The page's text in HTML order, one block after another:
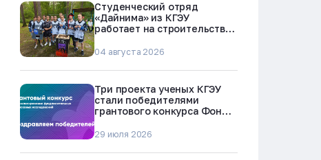
Студенческий отряд
«Дайнима» из КГЭУ
работает на строительстве
04 августа 2026
Три проекта ученых КГЭУ
стали победителями
грантового конкурса Фонда
Республики Татарстан
29 июля 2026